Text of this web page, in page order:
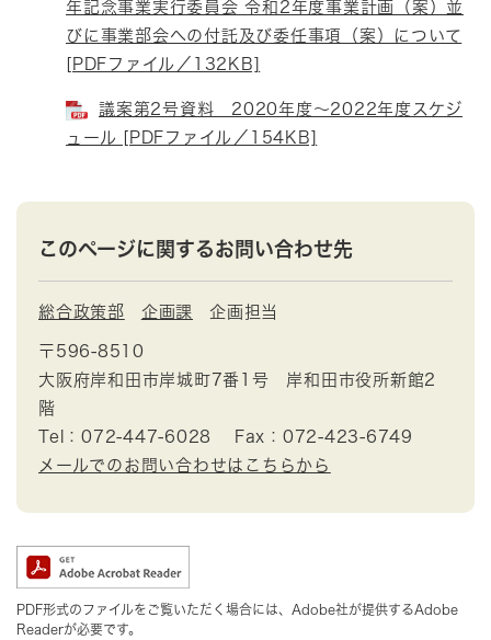
年記念事業実行委員会 令和2年度事業計画（案）並
びに事業部会への付託及び委任事項（案）について
[PDFファイル／132KB]
議案第2号資料 2020年度～2022年度スケジ
ュール [PDFファイル／154KB]
このページに関するお問い合わせ先
総合政策部 企画課 企画担当
〒596-8510
大阪府岸和田市岸城町7番1号 岸和田市役所新館2
階
Tel：072-447-6028
Fax：072-423-6749
メールでのお問い合わせはこちらから
PDF形式のファイルをご覧いただく場合には、Adobe社が提供するAdobe
Readerが必要です。